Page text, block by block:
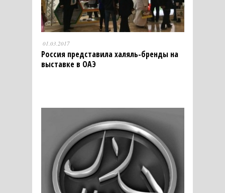
01.03.2017
Россия представила халяль-бренды на
выставке в ОАЭ